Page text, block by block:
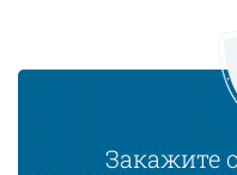
Закажите